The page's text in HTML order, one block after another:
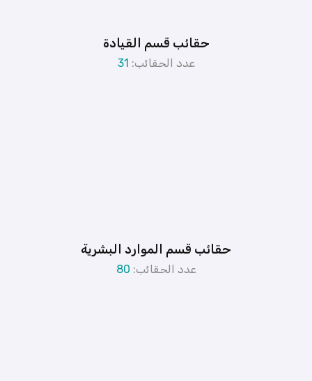
حقائب قسم القيادة
عدد الحقائب: 31
حقائب قسم الموارد البشرية
عدد الحقائب: 80